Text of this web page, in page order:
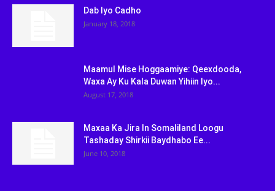
Dab Iyo Cadho
January 18, 2018
Maamul Mise Hoggaamiye: Qeexdooda,
Waxa Ay Ku Kala Duwan Yihiin Iyo...
August 17, 2018
Maxaa Ka Jira In Somaliland Loogu
Tashaday Shirkii Baydhabo Ee...
June 10, 2018